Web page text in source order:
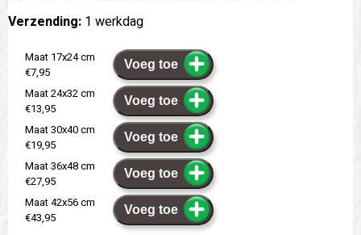
Verzending: 1 werkdag
Maat 17x24 cm
€7,95
Voeg toe
Maat 24x32 cm
€13,95
Voeg toe
Maat 30x40 cm
€19,95
Voeg toe
Maat 36x48 cm
€27,95
Voeg toe
Maat 42x56 cm
€43,95
Voeg toe